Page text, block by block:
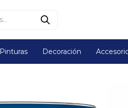
Pinturas Decoración